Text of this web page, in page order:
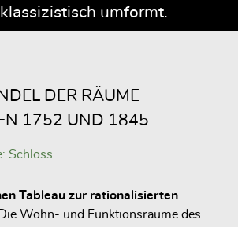
umformt.
DER RÄUME
1752 UND 1845
Schloss
Tableau zur rationalisierten
Die Wohn- und Funktionsräume des